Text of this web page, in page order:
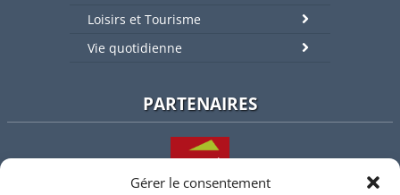
Gérer le consentement
Loisirs et Tourisme
Vie quotidienne
PARTENAIRES